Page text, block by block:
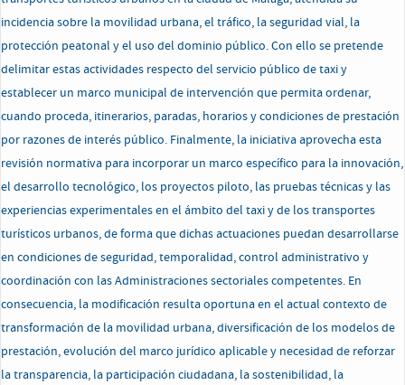
incidencia sobre la movilidad urbana, el tráfico, la seguridad vial, la
protección peatonal y el uso del dominio público. Con ello se pretende
delimitar estas actividades respecto del servicio público de taxi y
establecer un marco municipal de intervención que permita ordenar,
cuando proceda, itinerarios, paradas, horarios y condiciones de prestación
por razones de interés público. Finalmente, la iniciativa aprovecha esta
revisión normativa para incorporar un marco específico para la innovación,
el desarrollo tecnológico, los proyectos piloto, las pruebas técnicas y las
experiencias experimentales en el ámbito del taxi y de los transportes
turísticos urbanos, de forma que dichas actuaciones puedan desarrollarse
en condiciones de seguridad, temporalidad, control administrativo y
coordinación con las Administraciones sectoriales competentes. En
consecuencia, la modificación resulta oportuna en el actual contexto de
transformación de la movilidad urbana, diversificación de los modelos de
prestación, evolución del marco jurídico aplicable y necesidad de reforzar
la transparencia, la participación ciudadana, la sostenibilidad, la